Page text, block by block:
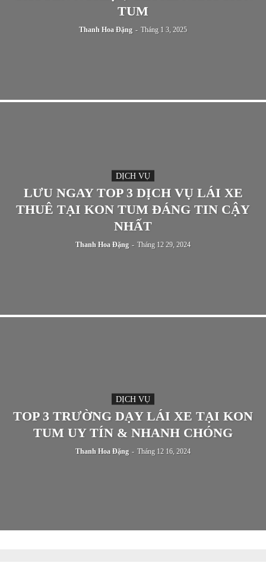
TUM
Thanh Hoa Đặng - Tháng 1 3, 2025
DỊCH VỤ
LƯU NGAY TOP 3 DỊCH VỤ LÁI XE
THUÊ TẠI KON TUM ĐÁNG TIN CẬY
NHẤT
Thanh Hoa Đặng - Tháng 12 29, 2024
DỊCH VỤ
TOP 3 TRƯỜNG DẠY LÁI XE TẠI KON
TUM UY TÍN & NHANH CHÓNG
Thanh Hoa Đặng - Tháng 12 16, 2024